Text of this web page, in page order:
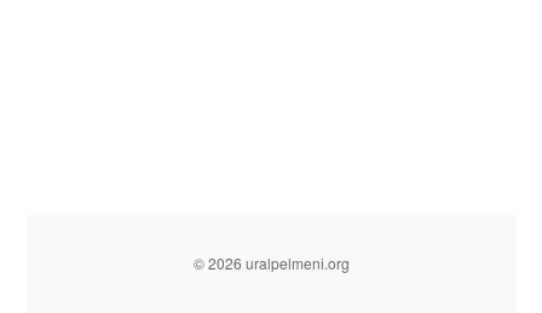
© 2026 uralpelmeni.org